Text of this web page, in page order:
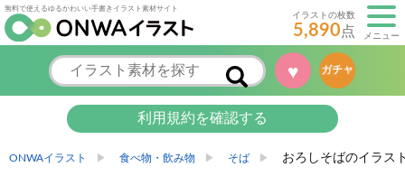
無料で使えるゆるかわいい手書きイラスト素材サイト
イラストの枚数
5,890点 メニュー
♥ ガチャ
利用規約を確認する
ONWAイラスト 食べ物・飲み物 そば おろしそばのイラス